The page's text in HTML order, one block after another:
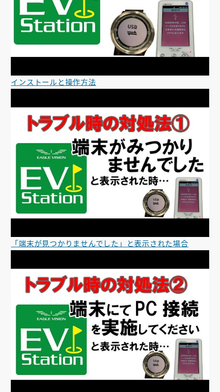
インストールと操作方法
「端末が見つかりませんでした」と表示された場合